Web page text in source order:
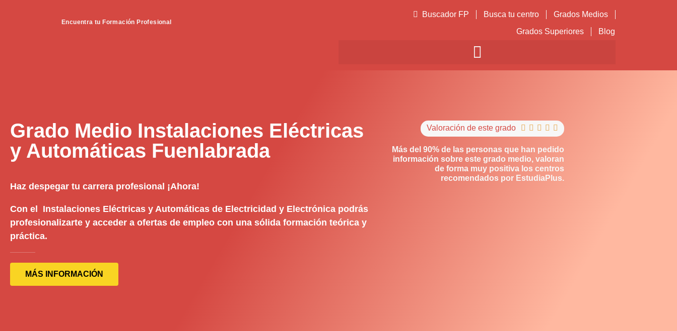
Encuentra tu Formación Profesional
Buscador FP Busca tu centro
Grados Medios
Grados Superiores
Blog
Grado Medio Instalaciones Eléctricas
y Automáticas Fuenlabrada
Haz despegar tu carrera profesional ¡Ahora!
Con el Instalaciones Eléctricas y Automáticas de Electricidad y Electrónica podrás
profesionalizarte y acceder a ofertas de empleo con una sólida formación teórica y
práctica.
MÁS INFORMACIÓN
Valoración de este grado     
Más del 90% de las personas que han pedido
información sobre este grado medio, valoran
de forma muy positiva los centros
recomendados por EstudiaPlus.